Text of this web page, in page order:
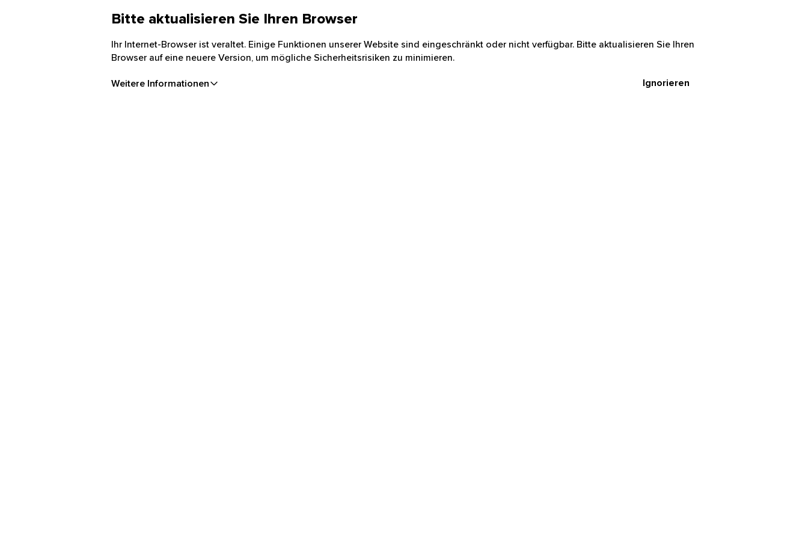
Bitte aktualisieren Sie Ihren Browser
Ihr Internet-Browser ist veraltet. Einige Funktionen unserer Website sind eingeschränkt oder nicht verfügbar. Bitte aktualisieren Sie Ihren
Browser auf eine neuere Version, um mögliche Sicherheitsrisiken zu minimieren.
Weitere Informationen Ignorieren